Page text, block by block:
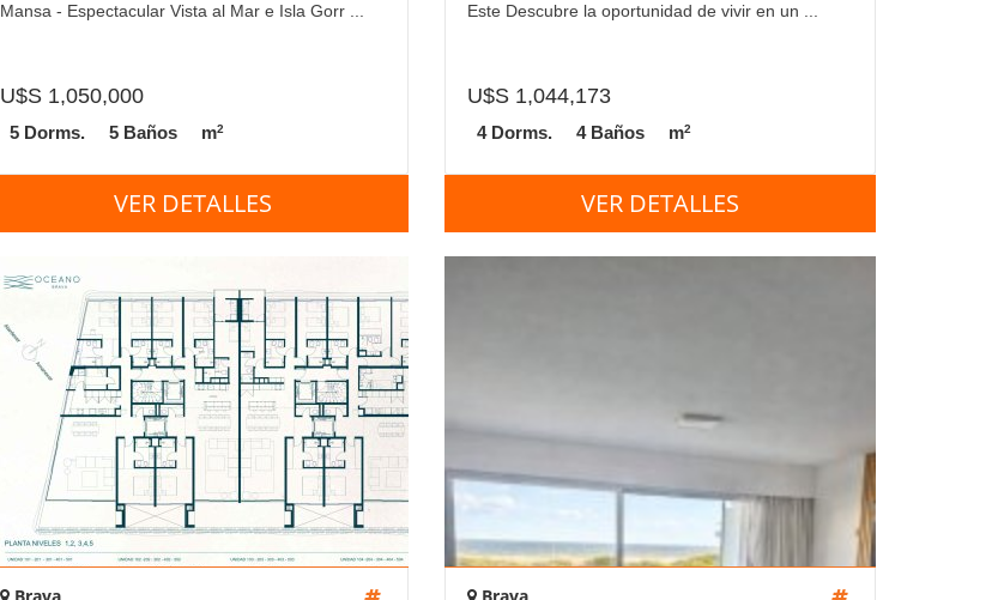
Mansa - Espectacular Vista al Mar e Isla Gorr ...
U$S 1,050,000
5 Dorms. 5 Baños m2
VER DETALLES
Este Descubre la oportunidad de vivir en un ...
U$S 1,044,173
4 Dorms. 4 Baños m2
VER DETALLES